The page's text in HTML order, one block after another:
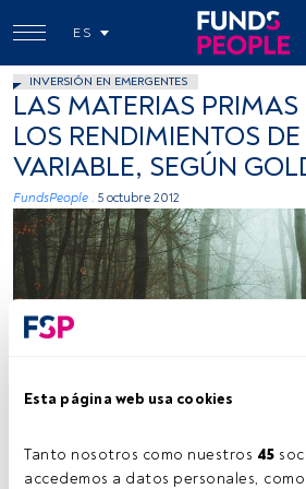
Esta página web usa cookies
Tanto nosotros como nuestros 45
accedemos a datos personales,
ES
INVERSIÓN EN EMERGENTES
LAS MATERIAS
LOS RENDIMIENTOS
VARIABLE, SEGÚN
FundsPeople . 5 octubre 2012
Tiempo lectura: 1 min.